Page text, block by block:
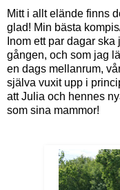
Mitt i allt elände finns
glad! Min bästa
Inom ett par dagar
gången, och som jag
en dags mellanrum,
själva vuxit upp i
att Julia och hennes
som sina mammor!